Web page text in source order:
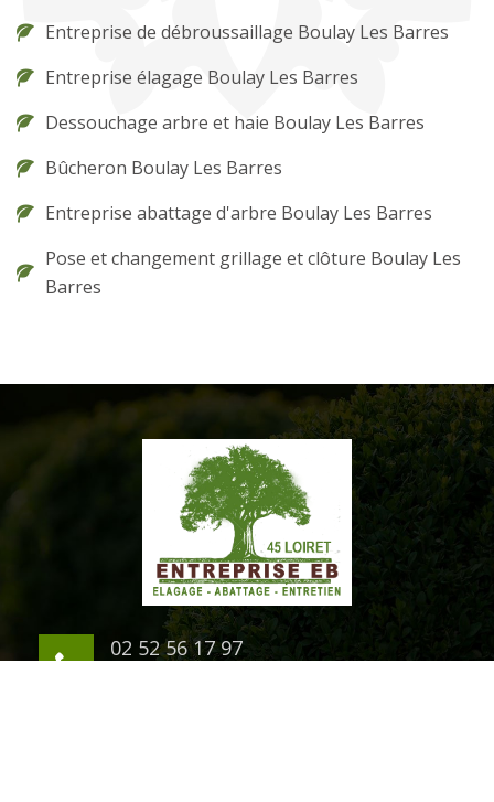
Entreprise de débroussaillage Boulay Les Barres
Entreprise élagage Boulay Les Barres
Dessouchage arbre et haie Boulay Les Barres
Bûcheron Boulay Les Barres
Entreprise abattage d'arbre Boulay Les Barres
Pose et changement grillage et clôture Boulay Les
Barres
02 52 56 17 97